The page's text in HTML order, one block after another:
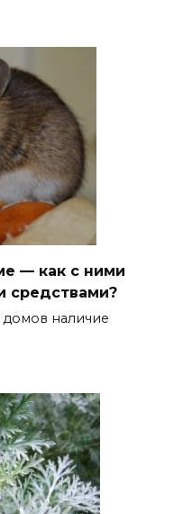
— как с ними
средствами?
домов наличие